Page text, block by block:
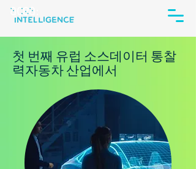
첫 번째 유럽 소스데이터 통찰
력자동차 산업에서